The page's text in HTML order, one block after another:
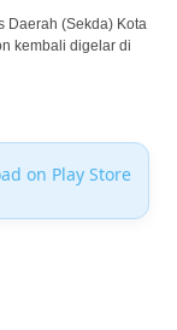
Daerah (Sekda) Kota
kembali digelar di